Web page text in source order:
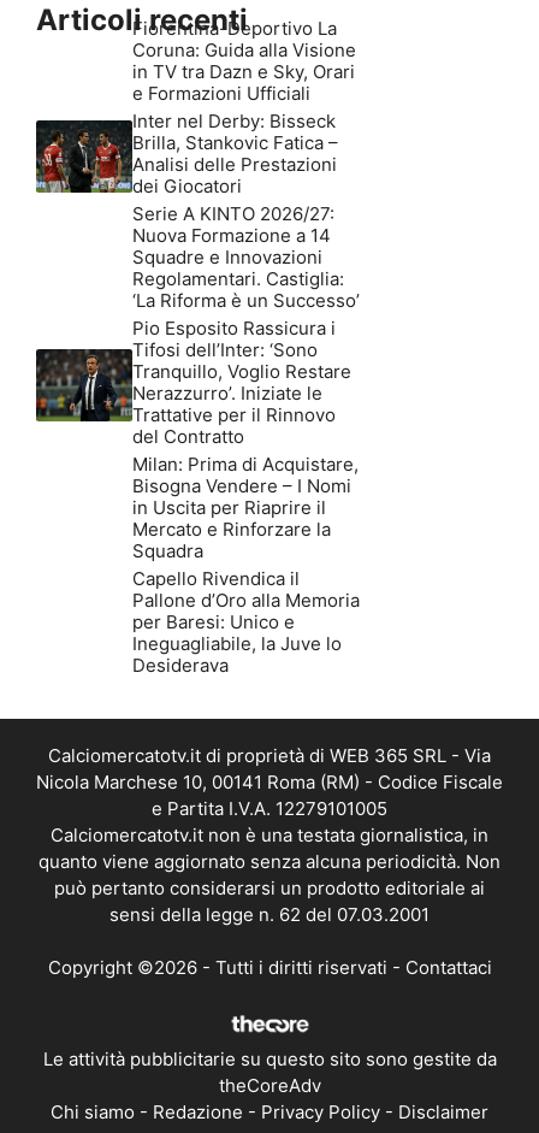
Articoli recenti
Fiorentina-Deportivo La
Coruna: Guida alla Visione
in TV tra Dazn e Sky, Orari
e Formazioni Ufficiali
Inter nel Derby: Bisseck
Brilla, Stankovic Fatica –
Analisi delle Prestazioni
dei Giocatori
Serie A KINTO 2026/27:
Nuova Formazione a 14
Squadre e Innovazioni
Regolamentari. Castiglia:
‘La Riforma è un Successo’
Pio Esposito Rassicura i
Tifosi dell’Inter: ‘Sono
Tranquillo, Voglio Restare
Nerazzurro’. Iniziate le
Trattative per il Rinnovo
del Contratto
Milan: Prima di Acquistare,
Bisogna Vendere – I Nomi
in Uscita per Riaprire il
Mercato e Rinforzare la
Squadra
Capello Rivendica il
Pallone d’Oro alla Memoria
per Baresi: Unico e
Ineguagliabile, la Juve lo
Desiderava
Calciomercatotv.it di proprietà di WEB 365 SRL - Via
Nicola Marchese 10, 00141 Roma (RM) - Codice Fiscale
e Partita I.V.A. 12279101005
Calciomercatotv.it non è una testata giornalistica, in
quanto viene aggiornato senza alcuna periodicità. Non
può pertanto considerarsi un prodotto editoriale ai
sensi della legge n. 62 del 07.03.2001
Copyright ©2026 - Tutti i diritti riservati - Contattaci
Le attività pubblicitarie su questo sito sono gestite da
theCoreAdv
Chi siamo - Redazione - Privacy Policy - Disclaimer